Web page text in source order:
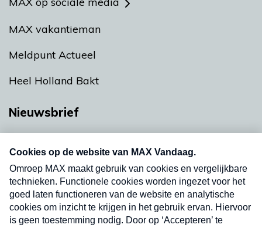
MAX vakantieman
Meldpunt Actueel
Heel Holland Bakt
Nieuwsbrief
nieuwsbrief. Elke vrijdag- en dinsdagochtend in
uw mailbox.
Verzend